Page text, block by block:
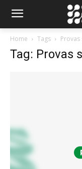
Home Tags
Tag: Provas